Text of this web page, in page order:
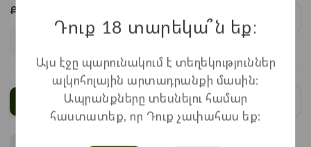
Քանակ:
x
Ավելացնել
Դուք 18 տարեկա՞ն եք։
Այս էջը պարունակում է տեղեկություններ
ալկոհոլային արտադրանքի մասին:
Ապրանքները տեսնելու համար
հաստատեք, որ Դուք չափահաս եք: